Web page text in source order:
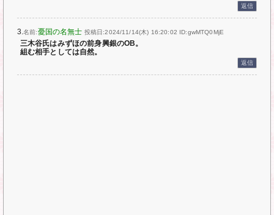
返信
3.名前:憂国の名無士 投稿日:2024/11/14(木) 16:20:02 ID:gwMTQ0MjE
三木谷氏はみずほの前身興銀のOB。
組む相手としては自然。
返信